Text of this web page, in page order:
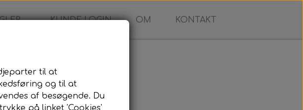
KUNDE LOGIN OM KONTAKT
til at
og til at
af besøgende. Du
på linket 'Cookies'